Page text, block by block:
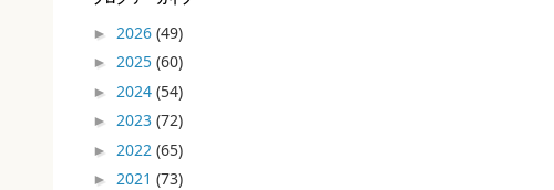
► 2026 (49)
► 2025 (60)
► 2024 (54)
► 2023 (72)
► 2022 (65)
► 2021 (73)